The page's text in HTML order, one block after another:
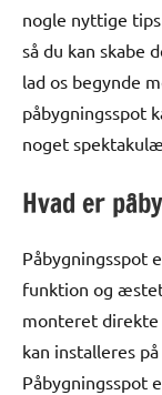
nogle nyttige
så du kan skabe
lad os begynde
påbygningsspot
noget
Hvad er
Påbygningsspot
funktion og
monteret direkte
kan installeres
Påbygningsspot